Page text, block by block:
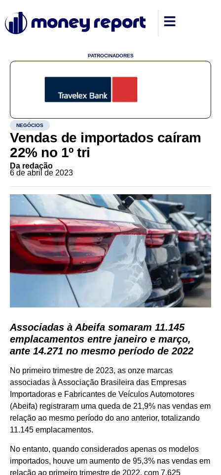
PATROCINADORES
NEGÓCIOS
Vendas de importados caíram
22% no 1º tri
Da redação
6 de abril de 2023
Associadas à Abeifa somaram 11.145
emplacamentos entre janeiro e março,
ante 14.271 no mesmo período de 2022
No primeiro trimestre de 2023, as onze marcas
associadas à Associação Brasileira das Empresas
Importadoras e Fabricantes de Veículos Automotores
(Abeifa) registraram uma queda de 21,9% nas vendas em
relação ao mesmo período do ano anterior, totalizando
11.145 emplacamentos.
No entanto, quando considerados apenas os modelos
importados, houve um aumento de 95,3% nas vendas em
relação ao primeiro trimestre de 2022, com 7.625